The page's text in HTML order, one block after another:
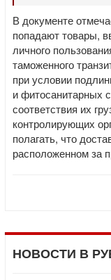
В документе
попадают товары,
личного
таможенного
при условии
и фитосанитарных
соответствия их
контролирующих
полагать, что
расположенном за
НОВОСТИ В